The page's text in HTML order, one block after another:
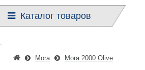
Каталог товаров
Mora Mora 2000 Olive